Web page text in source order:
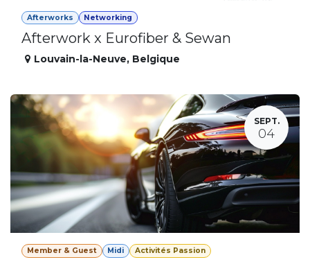
Afterworks Networking
Afterwork x Eurofiber & Sewan
Louvain-la-Neuve, Belgique
SEPT.
04
Member & Guest Midi Activités Passion